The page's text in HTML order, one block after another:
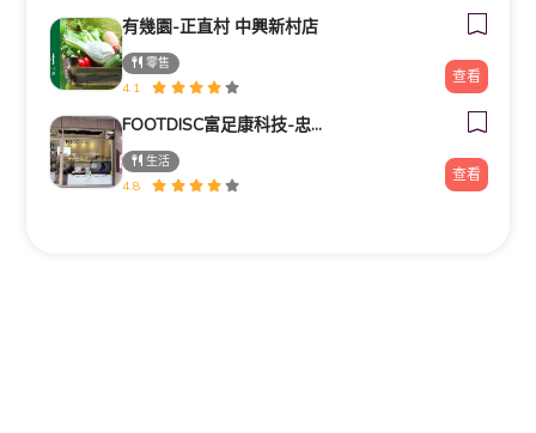
有幾園-正直村 中興新村店
零售
4.1
查看
FOOTDISC富足康科技-忠孝直營門市
生活
4.8
查看